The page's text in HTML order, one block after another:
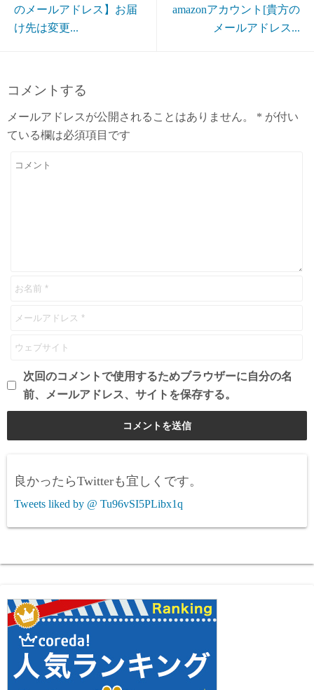
のメールアドレス】お届
け先は変更...
amazonアカウント[貴方の
メールアドレス...
コメントする
メールアドレスが公開されることはありません。 * が付い
ている欄は必須項目です
次回のコメントで使用するためブラウザーに自分の名
前、メールアドレス、サイトを保存する。
良かったらTwitterも宜しくです。
Tweets liked by @ Tu96vSI5PLibx1q